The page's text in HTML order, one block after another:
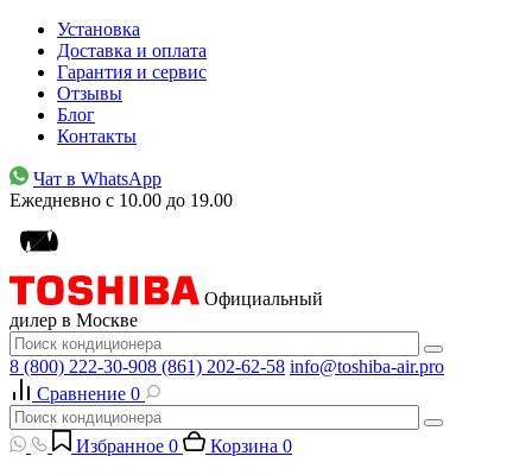
Установка
Доставка и оплата
Гарантия и сервис
Отзывы
Блог
Контакты
Чат в WhatsApp
Ежедневно с 10.00 до 19.00
Официальный
дилер в Москве
8 (800) 222-30-908 (861) 202-62-58 info@toshiba-air.pro
Сравнение 0
Избранное 0 Корзина 0